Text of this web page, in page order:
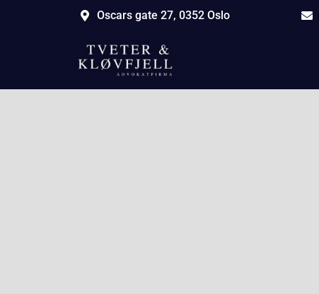
Oscars gate 27, 0352 Oslo